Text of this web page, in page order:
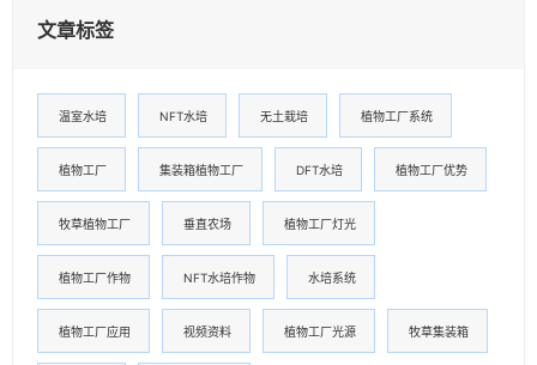
文章标签
温室水培 NFT水培 无土栽培 植物工厂系统
植物工厂 集装箱植物工厂 DFT水培 植物工厂优势
牧草植物工厂 垂直农场 植物工厂灯光
植物工厂作物 NFT水培作物 水培系统
植物工厂应用 视频资料 植物工厂光源 牧草集装箱